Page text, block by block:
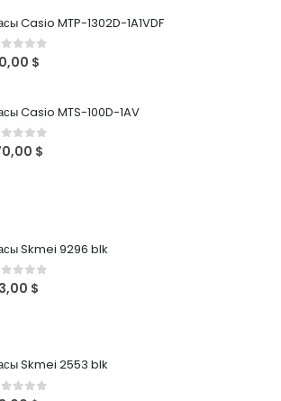
Casio MTP-1302D-1A1VDF
out of 5
$
Casio MTS-100D-1AV
of 5
$
Skmei 9296 blk
out of 5
$
Skmei 2553 blk